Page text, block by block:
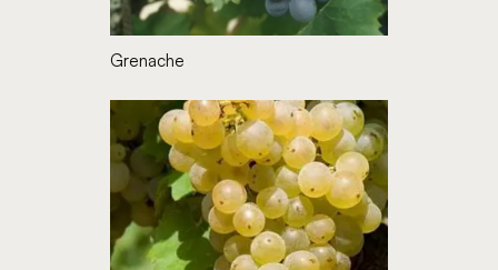
Grenache